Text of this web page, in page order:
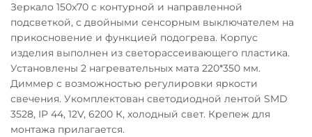
Зеркало 150x70 с контурной и направленной
подсветкой, с двойными сенсорным выключателем на
прикосновение и функцией подогрева. Корпус
изделия выполнен из светорассеивающего пластика.
Установлены 2 нагревательных мата 220*350 мм.
Диммер с возможностью регулировки яркости
свечения. Укомплектован светодиодной лентой SMD
3528, IP 44, 12V, 6200 К, холодный свет. Крепеж для
монтажа прилагается.